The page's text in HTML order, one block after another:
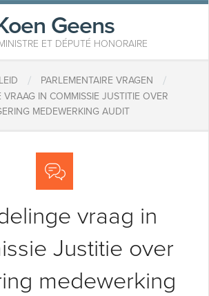
Geens
ET DÉPUTÉ HONORAIRE
/ PARLEMENTAIRE VRAGEN /
VRAAG IN COMMISSIE JUSTITIE OVER
MEDEWERKING AUDIT
vraag in
Justitie over
medewerking